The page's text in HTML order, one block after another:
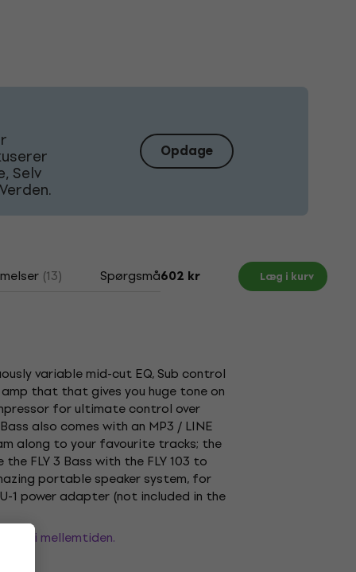
Selv
Opdage
(13) Spørgsmål og svar Dokumenter
602 kr Læg i kurv
variable mid-cut EQ, Sub control
that that gives you huge tone on
for ultimate control over
also comes with an MP3 / LINE
along to your favourite tracks; the
FLY 3 Bass with the FLY 103 to
portable speaker system, for
1 power adapter (not included in the
dig i mellemtiden.